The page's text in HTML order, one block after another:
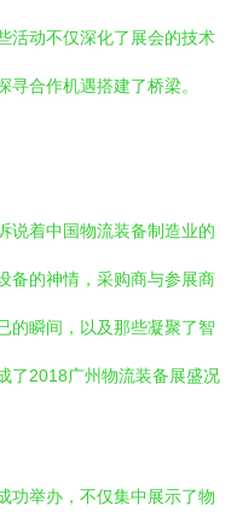
活动不仅深化了展会的技术
合作机遇搭建了桥梁。
说着中国物流装备制造业的
备的神情，采购商与参展商
的瞬间，以及那些凝聚了智
2018广州物流装备展盛况
功举办，不仅集中展示了物